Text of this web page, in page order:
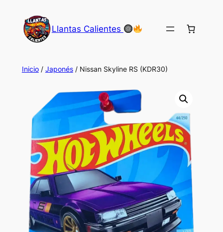
contenido
Llantas Calientes
Inicio/ Japonés/ Nissan Skyline RS (KDR30)